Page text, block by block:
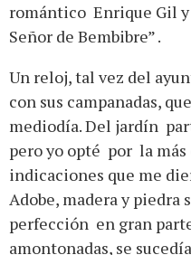
romántico Enrique Gil y
Señor de Bembibre” .
Un reloj, tal vez del
con sus campanadas,
mediodía. Del jardín
pero yo opté por la
indicaciones que me
Adobe, madera y piedra
perfección en gran
amontonadas, se